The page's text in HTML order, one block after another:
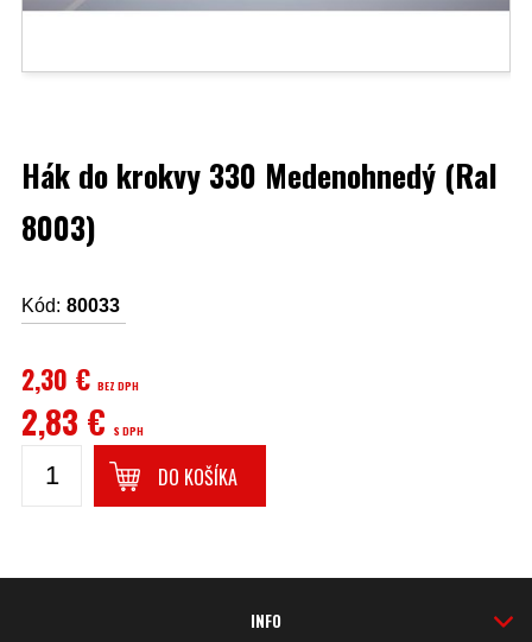
Hák do krokvy 330 Medenohnedý (Ral
8003)
Kód: 80033
2,30 € BEZ DPH
2,83 € S DPH
DO KOŠÍKA
INFO